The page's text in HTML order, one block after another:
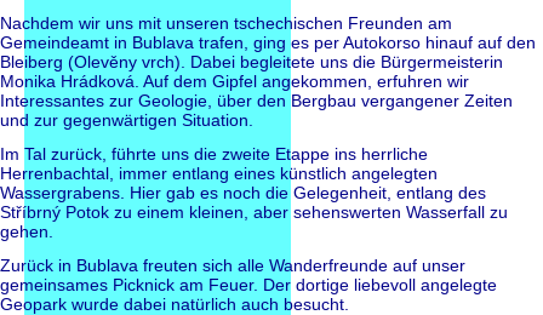
Nachdem wir uns mit unseren tschechischen Freunden am
Gemeindeamt in Bublava trafen, ging es per Autokorso hinauf auf den
Bleiberg (Olevěny vrch). Dabei begleitete uns die Bürgermeisterin
Monika Hrádková. Auf dem Gipfel angekommen, erfuhren wir
Interessantes zur Geologie, über den Bergbau vergangener Zeiten
und zur gegenwärtigen Situation.
Im Tal zurück, führte uns die zweite Etappe ins herrliche
Herrenbachtal, immer entlang eines künstlich angelegten
Wassergrabens. Hier gab es noch die Gelegenheit, entlang des
Stříbrný Potok zu einem kleinen, aber sehenswerten Wasserfall zu
gehen.
Zurück in Bublava freuten sich alle Wanderfreunde auf unser
gemeinsames Picknick am Feuer. Der dortige liebevoll angelegte
Geopark wurde dabei natürlich auch besucht.